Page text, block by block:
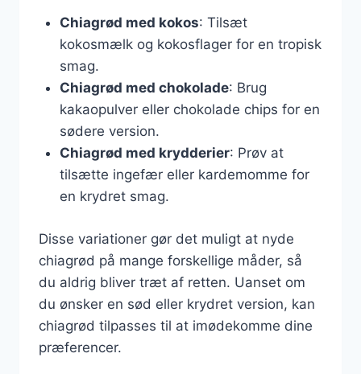
Chiagrød med kokos: Tilsæt
kokosmælk og kokosflager for en tropisk
smag.
Chiagrød med chokolade: Brug
kakaopulver eller chokolade chips for en
sødere version.
Chiagrød med krydderier: Prøv at
tilsætte ingefær eller kardemomme for
en krydret smag.
Disse variationer gør det muligt at nyde
chiagrød på mange forskellige måder, så
du aldrig bliver træt af retten. Uanset om
du ønsker en sød eller krydret version, kan
chiagrød tilpasses til at imødekomme dine
præferencer.